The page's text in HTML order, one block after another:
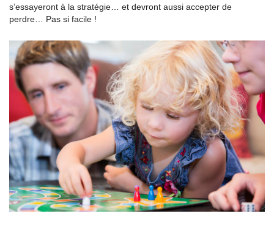
s’essayeront à la stratégie… et devront aussi accepter de
perdre… Pas si facile !